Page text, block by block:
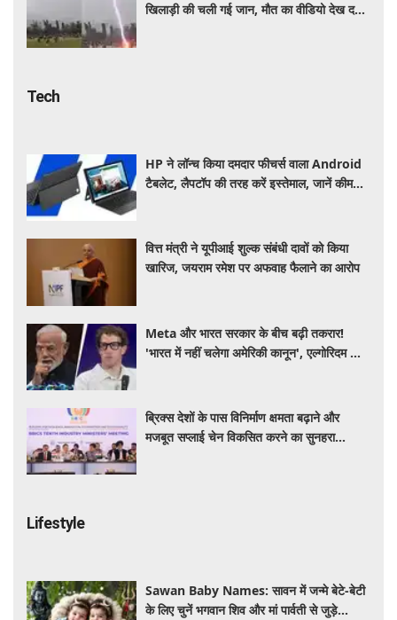
खिलाड़ी की चली गई जान, मौत का वीडियो देख दहल
Tech
HP ने लॉन्च किया दमदार फीचर्स वाला Android
टैबलेट, लैपटॉप की तरह करें इस्तेमाल, जानें कीमत,
वित्त मंत्री ने यूपीआई शुल्क संबंधी दावों को किया
खारिज, जयराम रमेश पर अफवाह फैलाने का आरोप
Meta और भारत सरकार के बीच बढ़ी तकरार!
'भारत में नहीं चलेगा अमेरिकी कानून', एल्गोरिदम को
ब्रिक्स देशों के पास विनिर्माण क्षमता बढ़ाने और
मजबूत सप्लाई चेन विकसित करने का सुनहरा
Lifestyle
Sawan Baby Names: सावन में जन्मे बेटे-बेटी
के लिए चुनें भगवान शिव और मां पार्वती से जुड़े